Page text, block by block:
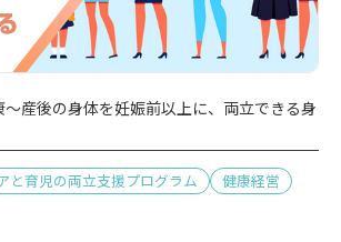
産後の身体を妊娠前以上に、両立できる身
と育児の両立支援プログラム
健康経営